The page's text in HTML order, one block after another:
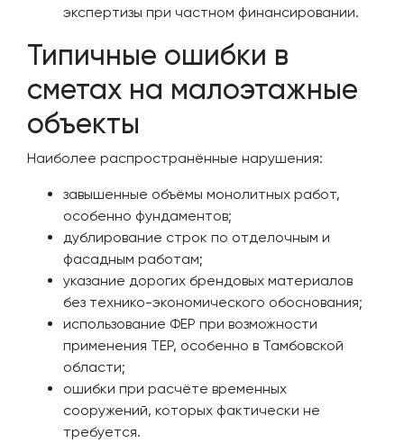
экспертизы при частном финансировании.
Типичные ошибки в
сметах на малоэтажные
объекты
Наиболее распространённые нарушения:
завышенные объёмы монолитных работ,
особенно фундаментов;
дублирование строк по отделочным и
фасадным работам;
указание дорогих брендовых материалов
без технико-экономического обоснования;
использование ФЕР при возможности
применения ТЕР, особенно в Тамбовской
области;
ошибки при расчёте временных
сооружений, которых фактически не
требуется.